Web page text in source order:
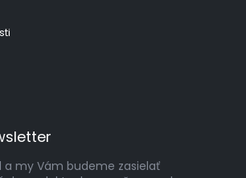
a my Vám budeme zasielať